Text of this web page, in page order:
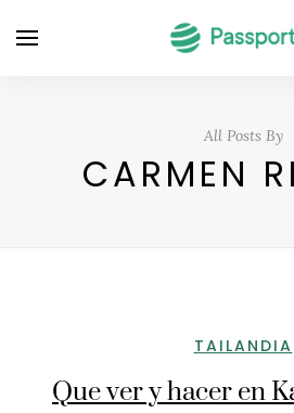
All Posts By
CARMEN
TAILANDIA
Que ver y hacer en